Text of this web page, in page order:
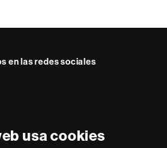
usa cookies
en las redes sociales
Excellence